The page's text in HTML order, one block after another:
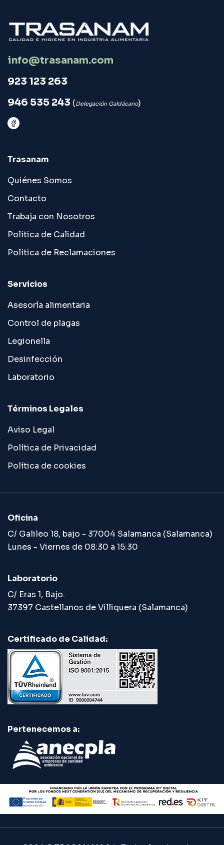
info@trasanam.com
923 123 263
946 535 243 (Delegación Galdácano)
Trasanam
Quiénes Somos
Contacto
Trabaja con Nosotros
Política de Calidad
Política de Reclamaciones
Servicios
Asesoría alimentaria
Control de plagas
Legionella
Desinfección
Laboratorio
Términos Legales
Aviso Legal
Política de Privacidad
Política de cookies
Oficina
C/ Galileo 18, bajo - 37004 Salamanca (Salamanca)
Lunes - Viernes de 08:30 a 15:30
Laboratorio
C/ Eras 1, Bajo.
37397 Castellanos de Villiquera (Salamanca)
Certificado de Calidad:
Pertenecemos a: